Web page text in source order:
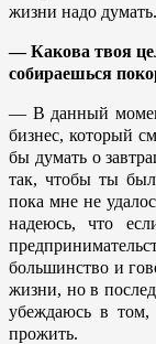
жизни надо думать.
— Какова твоя
собираешься
— В данный
бизнес, который
бы думать о
так, чтобы ты
пока мне не
надеюсь, что
большинство и
жизни, но в
убеждаюсь в том,
прожить.